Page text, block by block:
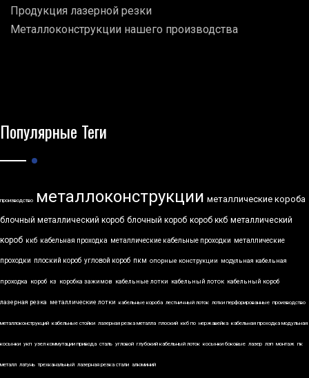
Продукция лазерной резки
Металлоконструкции нашего производства
Популярные Теги
производство металлоконструкции металлические короба
блочный металлический короб блочный короб короб ккб металлический
короб ккб кабельная проходка металлические кабельные проходки металлические
проходки плоский короб угловой короб пкм опорные конструкции модульная кабельная
проходка короб кз коробка зажимов кабельные лотки кабельный лоток кабельный короб
лазерная резка металлические лотки кабельные короба лестничный лоток лотки перфорированные производство
металлоконструкций кабельные стойки лазерная резка металла плоский ккб по нержавейка кабельная проходка модульная
косынки укп узел коммутации привода сталь угловой глубокий кабельный лоток косынки боковые лазер лэп монтаж пк
металл латунь трехканальный лазерная резка стали алюминий